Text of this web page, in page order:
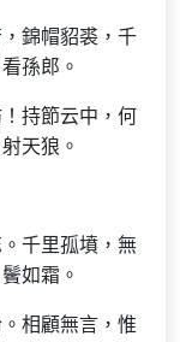
錦帽貂裘，千
孫郎。
持節云中，何
天狼。
千里孤墳，無
如霜。
相顧無言，惟